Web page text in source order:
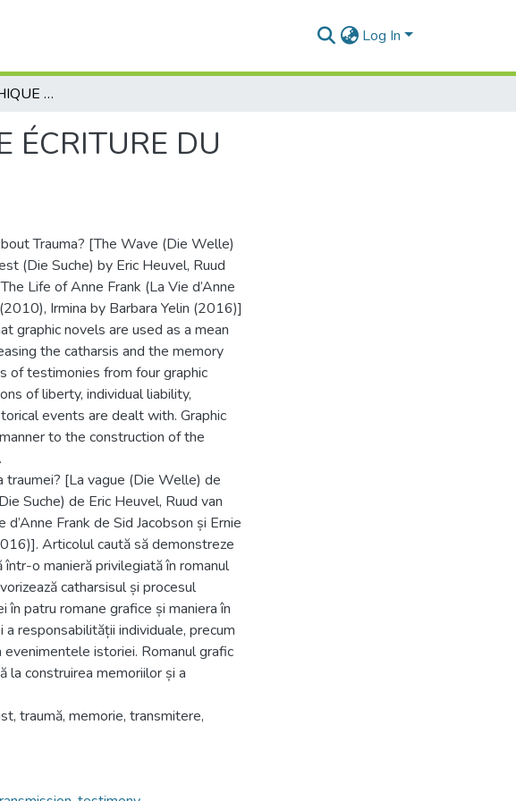
Log In
LE ROMAN GRAPHIQUE : UNE NOUVELLE ÉCRITURE DU TRAUMATISME ?
ÉCRITURE DU
Trauma? [The Wave (Die Welle)
(Die Suche) by Eric Heuvel, Ruud
Life of Anne Frank (La Vie d’Anne
Irmina by Barbara Yelin (2016)]
graphic novels are used as a mean
the catharsis and the memory
of testimonies from four graphic
of liberty, individual liability,
events are dealt with. Graphic
to the construction of the
traumei? [La vague (Die Welle) de
Suche) de Eric Heuvel, Ruud van
Frank de Sid Jacobson și Ernie
Articolul caută să demonstreze
o manieră privilegiată în romanul
catharsisul și procesul
patru romane grafice și maniera în
responsabilității individuale, precum
istoriei. Romanul grafic
la construirea memoriilor și a
traumă, memorie, transmitere,